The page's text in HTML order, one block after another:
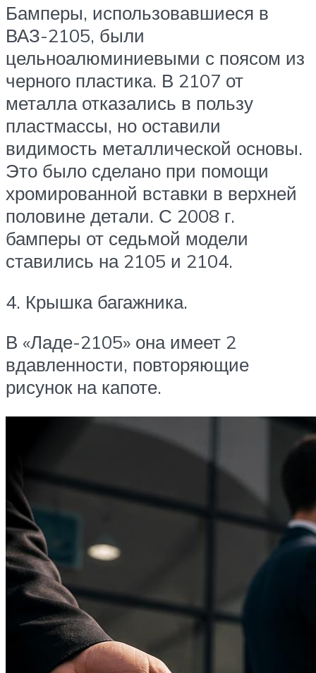
Бамперы, использовавшиеся в
ВАЗ-2105, были
цельноалюминиевыми с поясом из
черного пластика. В 2107 от
металла отказались в пользу
пластмассы, но оставили
видимость металлической основы.
Это было сделано при помощи
хромированной вставки в верхней
половине детали. С 2008 г.
бамперы от седьмой модели
ставились на 2105 и 2104.
4. Крышка багажника.
В «Ладе-2105» она имеет 2
вдавленности, повторяющие
рисунок на капоте.